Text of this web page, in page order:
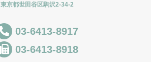
東京都世田谷区駒沢2-34-2
03-6413-8917
03-6413-8918